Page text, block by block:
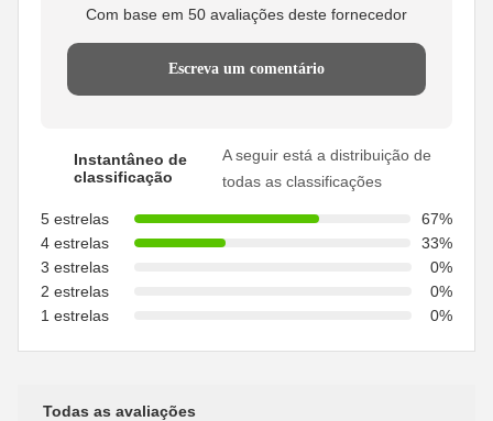
Com base em 50 avaliações deste fornecedor
Escreva um comentário
Instantâneo de
classificação
A seguir está a distribuição de
todas as classificações
5 estrelas
67%
4 estrelas
33%
3 estrelas
0%
2 estrelas
0%
1 estrelas
0%
Todas as avaliações